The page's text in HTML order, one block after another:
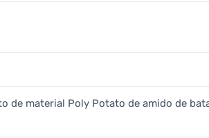
de material Poly Potato de amido de